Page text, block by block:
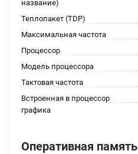
название)
Теплопакет (TDP)
Максимальная частота
Процессор
Модель процессора
Тактовая частота
Встроенная в процессор
графика
Оперативная память